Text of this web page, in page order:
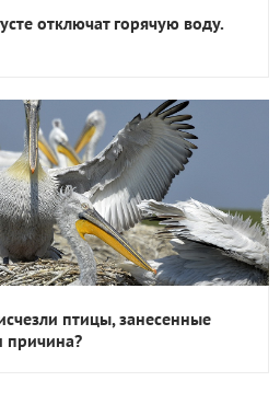
отключат горячую воду.
птицы, занесенные
причина?